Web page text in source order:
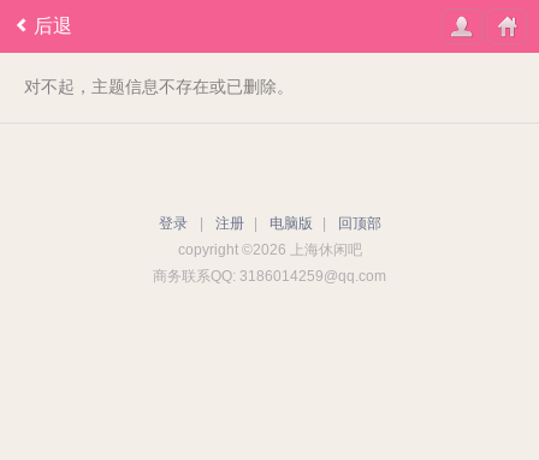
后退
对不起，主题信息不存在或已删除。
登录 注册 电脑版
回顶部
copyright ©2026 上海休闲吧
商务联系QQ: 3186014259@qq.com